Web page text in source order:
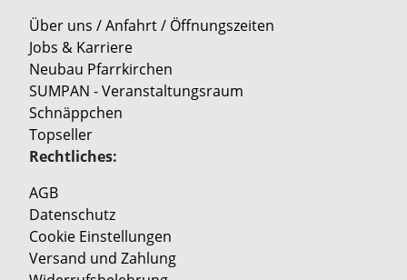
Über uns / Anfahrt / Öffnungszeiten
Jobs & Karriere
Neubau Pfarrkirchen
SUMPAN - Veranstaltungsraum
Schnäppchen
Topseller
Rechtliches:
AGB
Datenschutz
Cookie Einstellungen
Versand und Zahlung